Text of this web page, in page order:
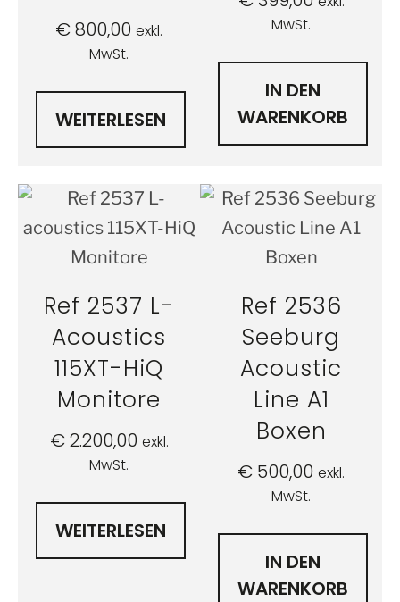
€800,00 exkl.
MwSt.
WEITERLESEN
MwSt.
IN DEN
WARENKORB
Ref 2537 L-
Acoustics
115XT-HiQ
Monitore
€2.200,00 exkl.
MwSt.
WEITERLESEN
Ref 2536
Seeburg
Acoustic
Line A1
Boxen
€ 500,00 exkl.
MwSt.
IN DEN
WARENKORB